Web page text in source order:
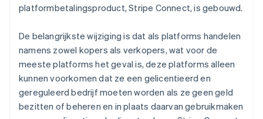
platformbetalingsproduct, Stripe Connect, is gebouwd.
De belangrijkste wijziging is dat als platforms handelen
namens zowel kopers als verkopers, wat voor de
meeste platforms het geval is, deze platforms alleen
kunnen voorkomen dat ze een gelicentieerd en
gereguleerd bedrijf moeten worden als ze geen geld
bezitten of beheren en in plaats daarvan gebruikmaken